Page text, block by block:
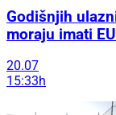
Godišnjih
moraju imati
20.07
15:33h